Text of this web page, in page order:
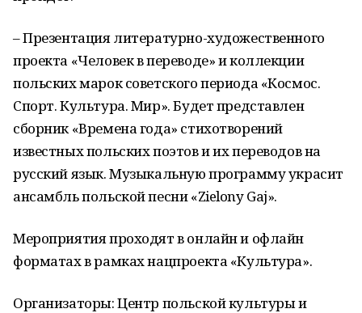
– Презентация литературно-художественного
проекта «Человек в переводе» и коллекции
польских марок советского периода «Космос.
Спорт. Культура. Мир». Будет представлен
сборник «Времена года» стихотворений
известных польских поэтов и их переводов на
русский язык. Музыкальную программу украсит
ансамбль польской песни «Zielony Gaj».
Мероприятия проходят в онлайн и офлайн
форматах в рамках нацпроекта «Культура».
Организаторы: Центр польской культуры и